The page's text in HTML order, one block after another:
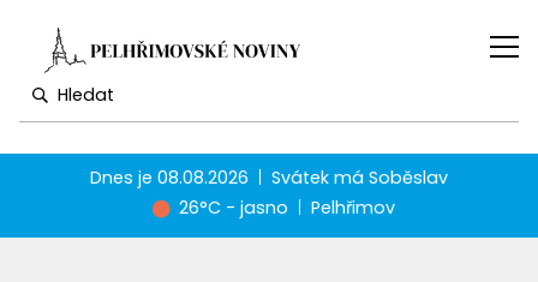
Dnes je08.08.2026 Svátek má Soběslav
26°C - jasno
Pelhřimov